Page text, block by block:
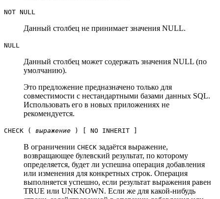
NOT NULL
Данный столбец не принимает значения NULL.
NULL
Данный столбец может содержать значения NULL (по
умолчанию).
Это предложение предназначено только для
совместимости с нестандартными базами данных SQL.
Использовать его в новых приложениях не
рекомендуется.
CHECK ( выражение ) [ NO INHERIT ]
В ограничении CHECK задаётся выражение,
возвращающее булевский результат, по которому
определяется, будет ли успешна операция добавления
или изменения для конкретных строк. Операция
выполняется успешно, если результат выражения равен
TRUE или UNKNOWN. Если же для какой-нибудь